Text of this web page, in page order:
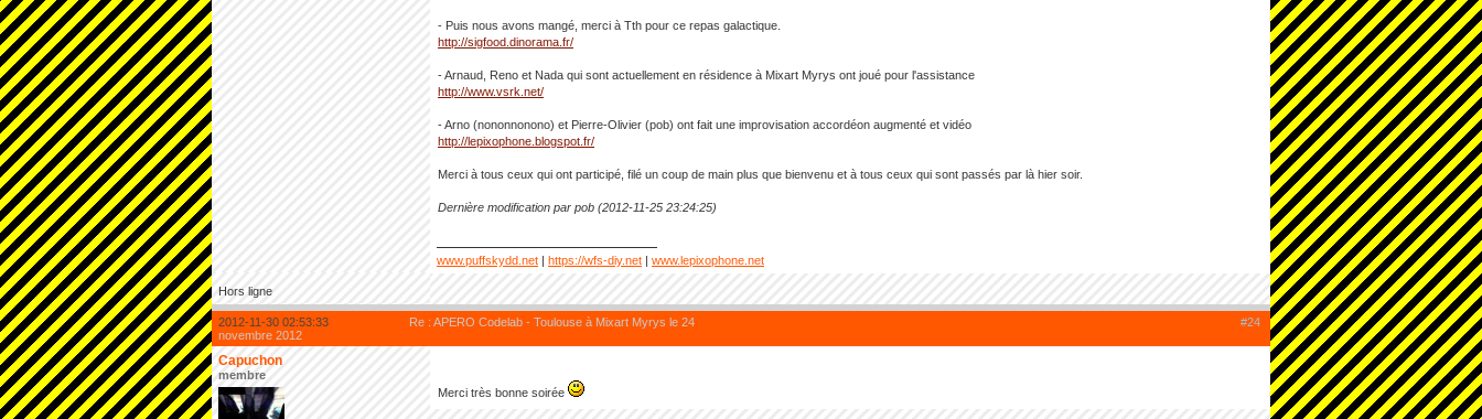
- Puis nous avons mangé, merci à Tth pour ce repas galactique.
http://sigfood.dinorama.fr/
- Arnaud, Reno et Nada qui sont actuellement en résidence à Mixart Myrys ont joué pour l'assistance
http://www.vsrk.net/
- Arno (nononnonono) et Pierre-Olivier (pob) ont fait une improvisation accordéon augmenté et vidéo
http://lepixophone.blogspot.fr/
Merci à tous ceux qui ont participé, filé un coup de main plus que bienvenu et à tous ceux qui sont passés par là hier soir.
Dernière modification par pob (2012-11-25 23:24:25)
www.puffskydd.net | https://wfs-diy.net | www.lepixophone.net
Hors ligne
#24
2012-11-30 02:53:33
Re : APERO Codelab - Toulouse à Mixart Myrys le 24
novembre 2012
Capuchon
membre
Merci très bonne soirée